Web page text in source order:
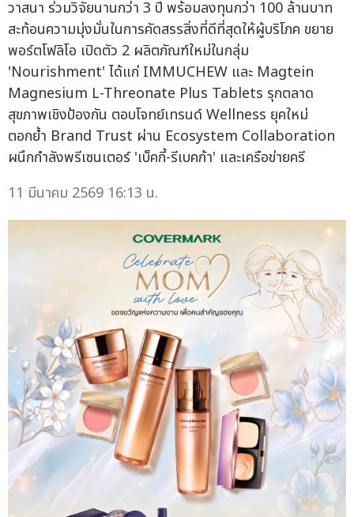
วาสนา ร่วมวิจัยนานกว่า 3 ปี พร้อมลงทุนกว่า 100 ล้านบาท
สะท้อนความมุ่งมั่นในการคัดสรรสิ่งที่ดีที่สุดให้ผู้บริโภค ขยาย
พอร์ตโฟลิโอ เปิดตัว 2 ผลิตภัณฑ์ใหม่ในกลุ่ม
'Nourishment' ได้แก่ IMMUCHEW และ Magtein
Magnesium L-Threonate Plus Tablets รุกตลาด
สุขภาพเชิงป้องกัน ตอบโจทย์เทรนด์ Wellness ยุคใหม่
ตอกย้ำ Brand Trust ผ่าน Ecosystem Collaboration
ผนึกกำลังพรีเซนเตอร์ 'เบ็คกี้-รีเบคก้า' และเครือข่ายครี
11 มีนาคม 2569 16:13 น.